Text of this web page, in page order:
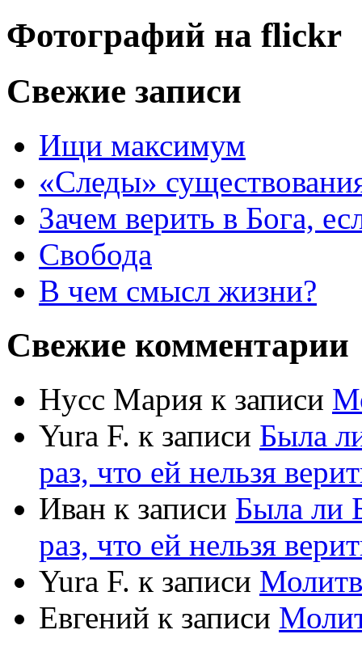
Фотографий на flickr
Свежие записи
Ищи максимум
«Следы»
Зачем верить в Бога,
Свобода
В чем смысл жизни?
Свежие комментарии
Нусс Мария к записи
Yura F. к записи Была
раз, что ей нельзя
Иван к записи Была ли
раз, что ей нельзя
Yura F. к записи
Евгений к записи